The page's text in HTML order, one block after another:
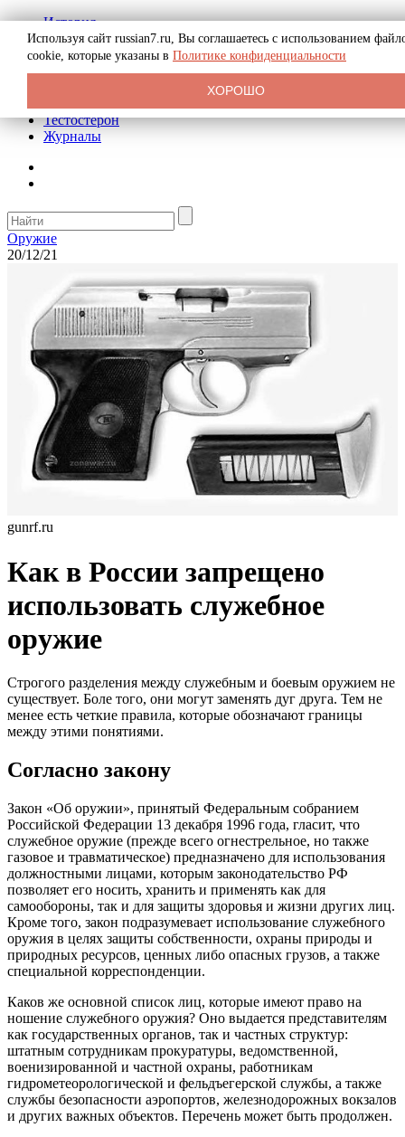
История
Биография
Криминал
Реклама на сайте
Тестостерон
Журналы
Оружие
20/12/21
gunrf.ru
Как в России запрещено
использовать служебное
оружие
Строгого разделения между служебным и боевым оружием не
существует. Боле того, они могут заменять дуг друга. Тем не
менее есть четкие правила, которые обозначают границы
между этими понятиями.
Согласно закону
Закон «Об оружии», принятый Федеральным собранием
Российской Федерации 13 декабря 1996 года, гласит, что
служебное оружие (прежде всего огнестрельное, но также
газовое и травматическое) предназначено для использования
должностными лицами, которым законодательство РФ
позволяет его носить, хранить и применять как для
самообороны, так и для защиты здоровья и жизни других лиц.
Кроме того, закон подразумевает использование служебного
оружия в целях защиты собственности, охраны природы и
природных ресурсов, ценных либо опасных грузов, а также
специальной корреспонденции.
Каков же основной список лиц, которые имеют право на
ношение служебного оружия? Оно выдается представителям
как государственных органов, так и частных структур:
штатным сотрудникам прокуратуры, ведомственной,
военизированной и частной охраны, работникам
гидрометеорологической и фельдъегерской службы, а также
службы безопасности аэропортов, железнодорожных вокзалов
и других важных объектов. Перечень может быть продолжен.
Используя сайт russian7.ru, Вы соглашаетесь с использованием
cookie, которые указаны в Политике конфиденциальности
ХОРОШО